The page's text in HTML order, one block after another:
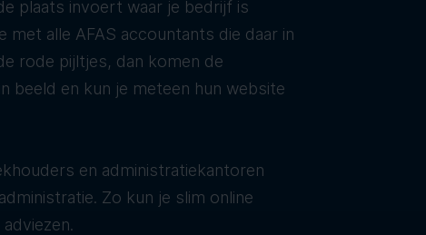
plaats invoert waar je bedrijf is
alle AFAS accountants die daar in
rode pijltjes, dan komen de
beeld en kun je meteen hun website
en administratiekantoren
Zo kun je slim online